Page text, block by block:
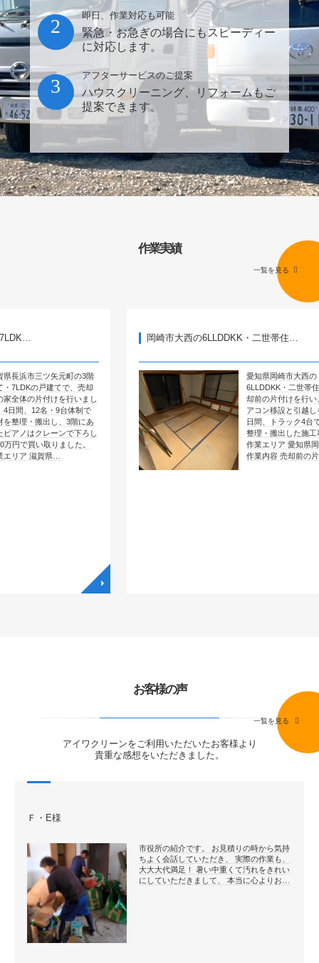
即日、作業対応も可能
緊急・お急ぎの場合にもスピーディー
に対応します。
2
アフターサービスのご提案
ハウスクリーニング、リフォームもご
提案できます。
3
作業実績
一覧を見る
元町の3階
てで、売却
を行いまし
9台体制で
、3階にあ
ンで下ろし
りました。
…
岡崎市大西の6LLDDKK・二世帯住…
愛知県岡崎市大西の
6LLDDKK・二世帯住宅で、売
却前の片付けを行いました。エ
アコン移設と引越しを含めて4
日間、トラック4台で全部屋を
整理・搬出した施工事例です。
作業エリア 愛知県岡崎市大西
作業内容 売却前の片付け …
お客様の声
アイワクリーンをご利用いただいたお客様より
貴重な感想をいただきました。
一覧を見る
Ｆ・E様
市役所の紹介です。 お見積りの時から気持
ちよく会話していただき、 実際の作業も、
大大大代満足！ 暑い中重くて汚れをきれい
にしていただきまして、 本当に心よりお…